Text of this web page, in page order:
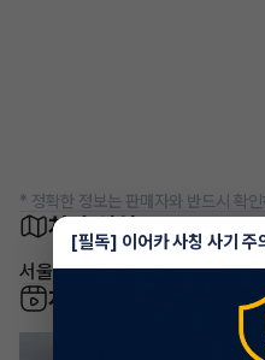
* 정확한 정보는 판매자와 반드시 확
차량 위치
서울 서대문구 북아현동
차량 영상
[필독] 이어카 사칭 사기 주